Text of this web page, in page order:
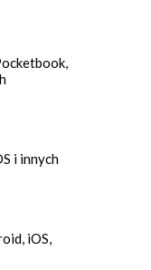
i innych
iOS,